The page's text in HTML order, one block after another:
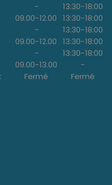
- 13:30-18:00
09.00-12.00 13:30-18:00
- 13:30-18:00
09.00-12.00 13:30-18:00
- 13:30-18:00
09.00-13.00
-
Fermé Fermé